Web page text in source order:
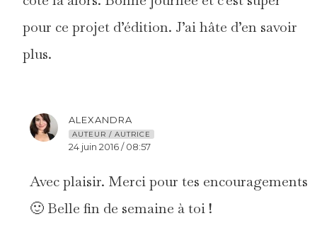
pour ce projet d’édition. J’ai hâte d’en savoir
plus.
ALEXANDRA
AUTEUR / AUTRICE
24 juin 2016 / 08:57
Avec plaisir. Merci pour tes encouragements
🙂 Belle fin de semaine à toi !